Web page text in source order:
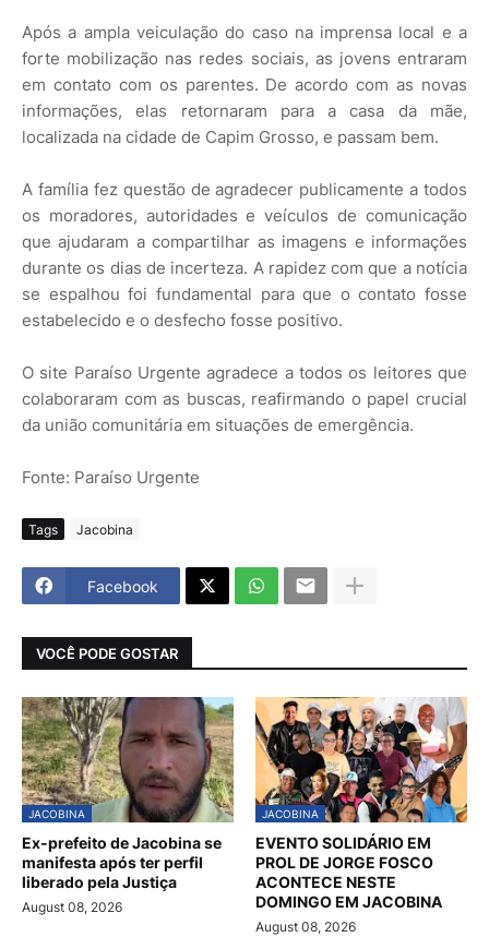
Após a ampla veiculação do caso na imprensa local e a
forte mobilização nas redes sociais, as jovens entraram
em contato com os parentes. De acordo com as novas
informações, elas retornaram para a casa da mãe,
localizada na cidade de Capim Grosso, e passam bem.
A família fez questão de agradecer publicamente a todos
os moradores, autoridades e veículos de comunicação
que ajudaram a compartilhar as imagens e informações
durante os dias de incerteza. A rapidez com que a notícia
se espalhou foi fundamental para que o contato fosse
estabelecido e o desfecho fosse positivo.
O site Paraíso Urgente agradece a todos os leitores que
colaboraram com as buscas, reafirmando o papel crucial
da união comunitária em situações de emergência.
Fonte: Paraíso Urgente
Tags Jacobina
Facebook
VOCÊ PODE GOSTAR
JACOBINA
Ex-prefeito de Jacobina se
manifesta após ter perfil
liberado pela Justiça
August 08, 2026
JACOBINA
EVENTO SOLIDÁRIO EM
PROL DE JORGE FOSCO
ACONTECE NESTE
DOMINGO EM JACOBINA
August 08, 2026